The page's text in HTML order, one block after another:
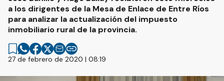
a los dirigentes de la Mesa de Enlace de Entre Ríos
para analizar la actualización del impuesto
inmobiliario rural de la provincia.
27 de febrero de 2020 | 08:19